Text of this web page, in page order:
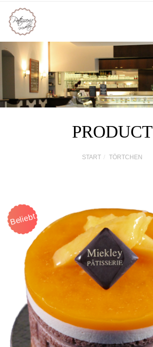
PRODUCT
START TÖRTCHEN
Beliebt